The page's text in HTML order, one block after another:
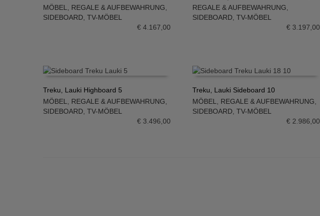
IN DEN WARENKORB
MÖBEL
REGALE & AUFBEWAHRUNG
SIDEBOARD TV-MÖBEL
€4.167,00
IN DEN WARENKORB
REGALE & AUFBEWAHRUNG
SIDEBOARD ,TV-MÖBEL
€ 3.197,00
IN DEN WARENKORB
Treku, Lauki Highboard 5
MÖBEL
REGALE & AUFBEWAHRUNG
SIDEBOARD TV-MÖBEL
€3.496,00
IN DEN WARENKORB
Treku, Lauki Sideboard 10
MÖBEL
REGALE & AUFBEWAHRUNG
SIDEBOARD ,TV-MÖBEL
€ 2.986,00